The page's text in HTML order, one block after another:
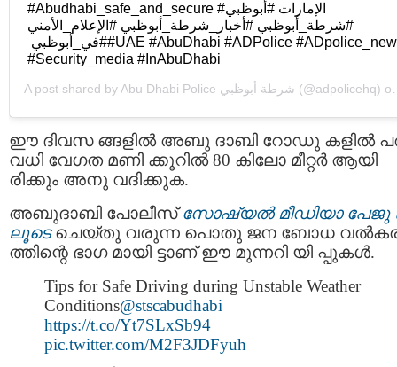
#شرطة_أبوظبي #أخبار_شرطة_أبوظبي #الإعلام_الأمني
#في_أبوظبي ‏#UAE #AbuDhabi #ADPolice #ADpolice_news
#Security_media ‏#InAbuDhabi
A post shared by Abu Dhabi Police شرطة أبوظبي (@adpolicehq) on
ഈ ദിവസ ങ്ങളില്‍ അബു ദാബി റോഡു കളില്‍
വധി വേഗത മണി ക്കൂറിൽ 80 കിലോ മീറ്റര്‍ ആയി
രിക്കും അനു വദിക്കുക.
അബുദാബി പോലീസ്സോഷ്യല്‍ മീഡിയാ പേജു
ലൂടെചെയ്തു വരുന്ന പൊതു ജന ബോധ
ത്തിന്റെ ഭാഗ മായി ട്ടാണ് ഈ മുന്നറി യി പ്പുകള്‍.
Tips for Safe Driving during Unstable Weather
Conditions@stscabudhabi
https://t.co/Yt7SLxSb94
pic.twitter.com/M2F3JDFyuh